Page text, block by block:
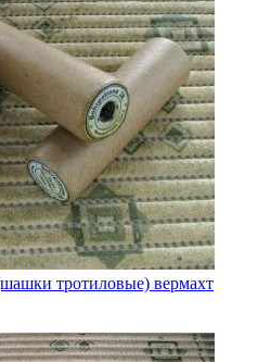
тротиловые) вермахт